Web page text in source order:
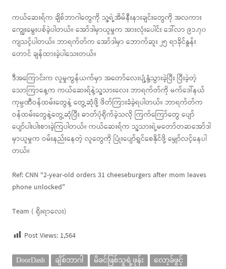
ကယ်ဆေးရ်က ချိစ်ဘာဂါတွေကို သူ့ရဲ့အိမ်နီးနားချင်းတွေကို အလကား
ကျွေးမွေးပစ်ခဲ့ပါတယ်။ အော်ဒါမှာယူမှုက အားလုံးပေါင်း ဒေါ်လာ ၉၁.၇၀
ကျသင့်ပါတယ်။ ဘာရက်တ်က အော်ဒါမှာ ဘောက်ဆူး ၂၅ ရာခိုင်နှုန်း
တောင် ချန်ထားခဲ့ပါသေးတယ်။
ဒီအကြောင်းက လူမှုကွန်ယက်မှာ အတော်လေးပျံ့နှံ့သွားခဲ့ပြီး ပြီးခဲ့တဲ့
သောကြာနေ့က ကယ်ဆေးရ်နဲ့သူ့သားလေး ဘာရက်တ်ကို မက်ဒေါ်နယ်
ကုမ္ပဏီဝန်ထမ်းတွေနဲ့ တွေ့ဆုံဖို့ ဖိတ်ကြားခံခဲ့ရပါတယ်။ ဘာရက်တ်က
ဝန်ထမ်းတွေနဲ့တွေ့ဆုံပြီး ဓာတ်ပုံရိုက်ခဲ့သလို ကြက်ကြော်တွေ ပျော်
ပျော်ပါးပါးစားခဲ့ကြပါတယ်။ ကယ်ဆေးရ်က သူ့သားရဲ့မတော်တဆအော်ဒါ
မှာယူမှုက ဝမ်းနည်းနေတဲ့ လူတွေကို ပြုံးပျော်ရွှင်စေနိုင်ဖို့ မျှော်လင့်နေပါ
တယ်။
Ref: CNN “2-year-old orders 31 cheeseburgers after mom leaves
phone unlocked”
Team ( ရိုးရာ‌လေး)
Post Views: 1,564
DoorDash ချိစ်ဘာဂါ မိခင်ဖြစ်သူရဲ့ဖုန်း လော့ခ်ဖွင့်